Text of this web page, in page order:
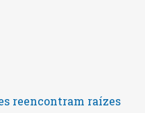
reencontram raízes